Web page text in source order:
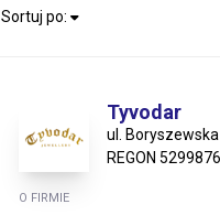
Sortuj po:
Tyvodar
ul.
REGON
O FIRMIE